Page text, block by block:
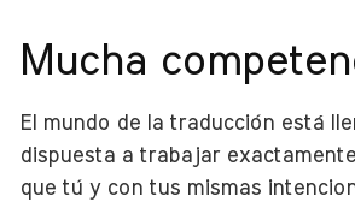
Mucha
El mundo de la traducción está
dispuesta a trabajar
que tú y con tus mismas